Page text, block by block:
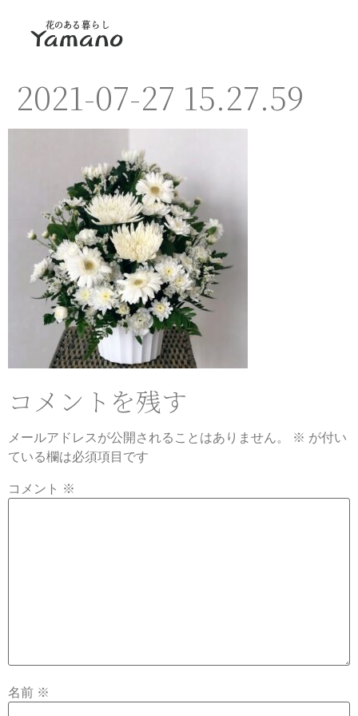
2021-07-27 15.27.59
コメントを残す
メールアドレスが公開されることはありません。 ※ が付い
ている欄は必須項目です
コメント ※
名前 ※